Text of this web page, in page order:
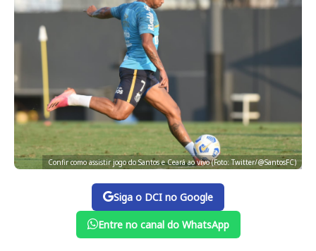
Confir como assistir jogo do Santos e Ceará ao vivo (Foto: Twitter/@SantosFC)
Siga o DCI no Google
Entre no canal do WhatsApp